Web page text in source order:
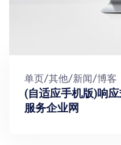
单页/其他/新闻/博客
(自适应手机版)响
服务企业网